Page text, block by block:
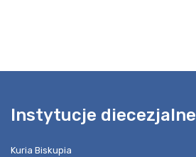
Instytucje diecezjalne
Kuria Biskupia